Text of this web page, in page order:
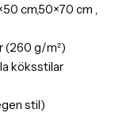
cm,50×70 cm ,
(260 g/m²)
köksstilar
stil)